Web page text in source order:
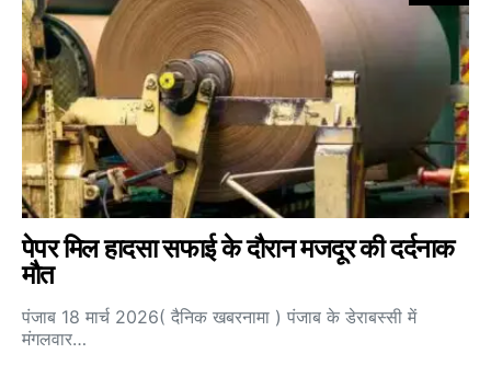
पेपर मिल हादसा सफाई के दौरान मजदूर की दर्दनाक
मौत
पंजाब 18 मार्च 2026( दैनिक खबरनामा ) पंजाब के डेराबस्सी में
मंगलवार…